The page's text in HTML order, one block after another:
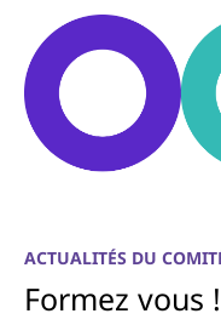
ACTUALITÉS DU
Formez vous